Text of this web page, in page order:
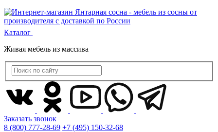
Каталог
Живая мебель из массива
Заказать звонок
8 (800) 777-28-69 +7 (495) 150-32-68